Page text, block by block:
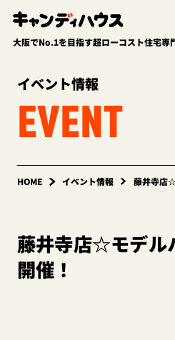
大阪でNo.1を目指す超ローコスト住宅専
イベント情報
EVENT
HOME イベント情報 藤井寺店
藤井寺店☆モデ
開催！